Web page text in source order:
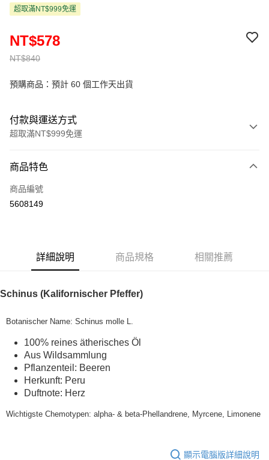
超取滿NT$999免運
NT$840
NT$578
預購商品：預計 60 個工作天出貨
付款與運送方式
超取滿NT$999免運
信用卡一次付款
超商取貨付款
街口支付
運送方式
全家取貨付款
每筆NT$80，滿NT$999(含以上)免運費
全家純取貨 (先付款
商品特色
商品編號
5608149
詳細說明 商品規格 相關推薦
Schinus (Kalifornischer Pfeffer)
Botanischer Name: Schinus molle L.
100% reines ätherisches Öl
Aus Wildsammlung
Pflanzenteil: Beeren
Herkunft: Peru
Duftnote: Herz
Wichtigste Chemotypen: alpha- & beta-Phellandrene, Myrcene, Limonene
顯示電腦版詳細說明